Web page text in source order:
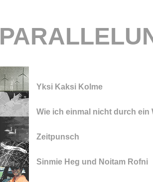
Yksi Kaksi Kolme
Wie ich einmal nicht durch ein
Zeitpunsch
Sinmie Heg und Noitam Rofni